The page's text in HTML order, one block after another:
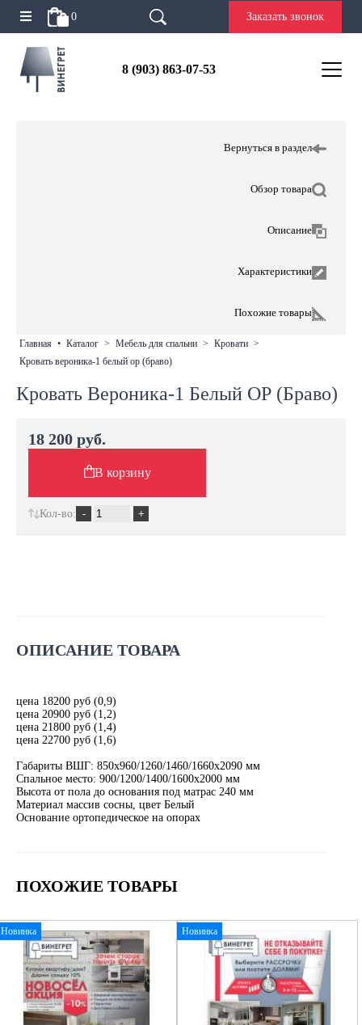
0 Заказать звонок
8 (903) 863-07-53
Вернуться в раздел
Обзор товара
Описание
Характеристики
Похожие товары
главная • каталог > мебель для спальни > кровати >
кровать вероника-1 белый ор (браво)
Кровать Вероника-1 Белый ОР (Браво)
ОПИСАНИЕ ТОВАРА
цена 18200 руб (0,9)
цена 20900 руб (1,2)
цена 21800 руб (1,4)
цена 22700 руб (1,6)
Габариты ВШГ: 850х960/1260/1460/1660х2090 мм
Спальное место: 900/1200/1400/1600х2000 мм
Высота от пола до основания под матрас 240 мм
Материал массив сосны, цвет Белый
Основание ортопедическое на опорах
ПОХОЖИЕ ТОВАРЫ
Новинка Новинка
18 200 руб.
В корзину
Кол-во: